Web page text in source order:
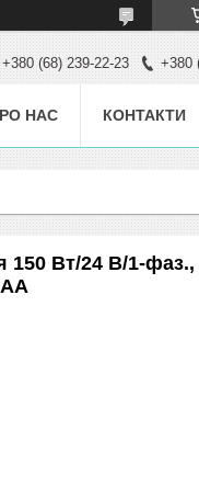
+380 (68) 239-22-23 +380
НАС КОНТАКТИ
Вт/24 В/1-фаз.,